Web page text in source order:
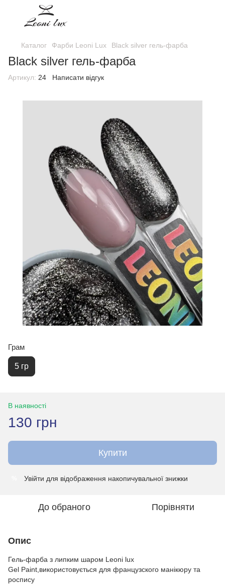
Каталог Фарби Leoni Lux Black silver гель-фарба
Black silver гель-фарба
Артикул: 24 Написати відгук
Грам
5 гр
В наявності
130 грн
Купити
Увійти для відображення накопичувальної знижки
До обраного Порівняти
Опис
Гель-фарба з липким шаром Leoni lux
Gel Paint,використовується для французского манікюру та
роспису